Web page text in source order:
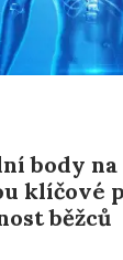
body na
klíčové
běžců